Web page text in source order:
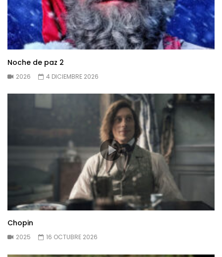
Noche de paz 2
2026 4 DICIEMBRE 2026
Chopin
2025 16 OCTUBRE 2026